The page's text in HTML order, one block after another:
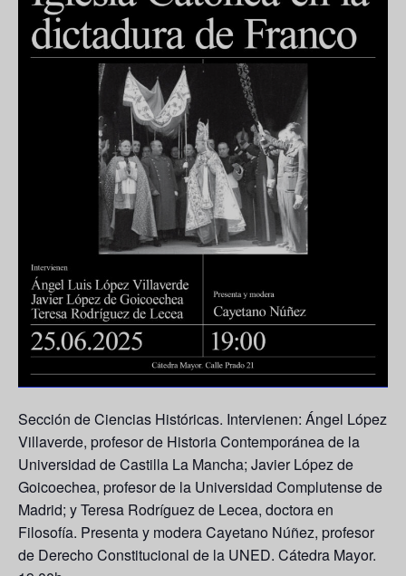
Sección de Ciencias Históricas. Intervienen: Ángel López
Villaverde, profesor de Historia Contemporánea de la
Universidad de Castilla La Mancha; Javier López de
Goicoechea, profesor de la Universidad Complutense de
Madrid; yTeresa Rodríguez de Lecea, doctora en
Filosofía. Presenta y moderaCayetano Núñez, profesor
de Derecho Constitucional de la UNED. Cátedra Mayor.